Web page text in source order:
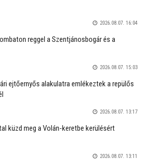
2026.08.07. 16:04
reggel a Szentjánosbogár és a
2026.08.07. 15:03
ejtőernyős alakulatra emlékeztek a repülős
2026.08.07. 13:17
küzd meg a Volán-keretbe kerülésért
2026.08.07. 13:11